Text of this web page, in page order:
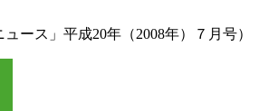
ュース」平成20年（2008年）７月号）